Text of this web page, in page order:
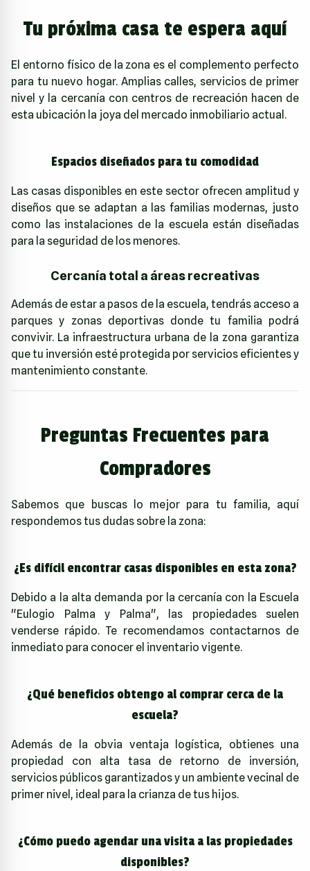
Tu próxima casa te espera aquí
El entorno físico de la zona es el complemento perfecto
para tu nuevo hogar. Amplias calles, servicios de primer
nivel y la cercanía con centros de recreación hacen de
esta ubicación la joya del mercado inmobiliario actual.
Espacios diseñados para tu comodidad
Las casas disponibles en este sector ofrecen amplitud y
diseños que se adaptan a las familias modernas, justo
como las instalaciones de la escuela están diseñadas
para la seguridad de los menores.
Cercanía total a áreas recreativas
Además de estar a pasos de la escuela, tendrás acceso a
parques y zonas deportivas donde tu familia podrá
convivir. La infraestructura urbana de la zona garantiza
que tu inversión esté protegida por servicios eficientes y
mantenimiento constante.
Preguntas Frecuentes para
Compradores
Sabemos que buscas lo mejor para tu familia, aquí
respondemos tus dudas sobre la zona:
¿Es difícil encontrar casas disponibles en esta zona?
Debido a la alta demanda por la cercanía con la Escuela
"Eulogio Palma y Palma", las propiedades suelen
venderse rápido. Te recomendamos contactarnos de
inmediato para conocer el inventario vigente.
¿Qué beneficios obtengo al comprar cerca de la
escuela?
Además de la obvia ventaja logística, obtienes una
propiedad con alta tasa de retorno de inversión,
servicios públicos garantizados y un ambiente vecinal de
primer nivel, ideal para la crianza de tus hijos.
¿Cómo puedo agendar una visita a las propiedades
disponibles?